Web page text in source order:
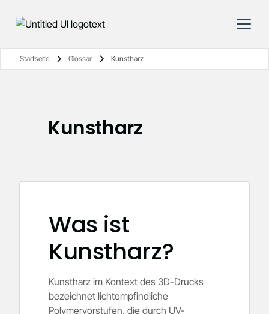
Startseite Glossar Kunstharz
Kunstharz
Was ist
Kunstharz?
Kunstharz im Kontext des 3D-Drucks
bezeichnet lichtempfindliche
Polymervorstufen, die durch UV-